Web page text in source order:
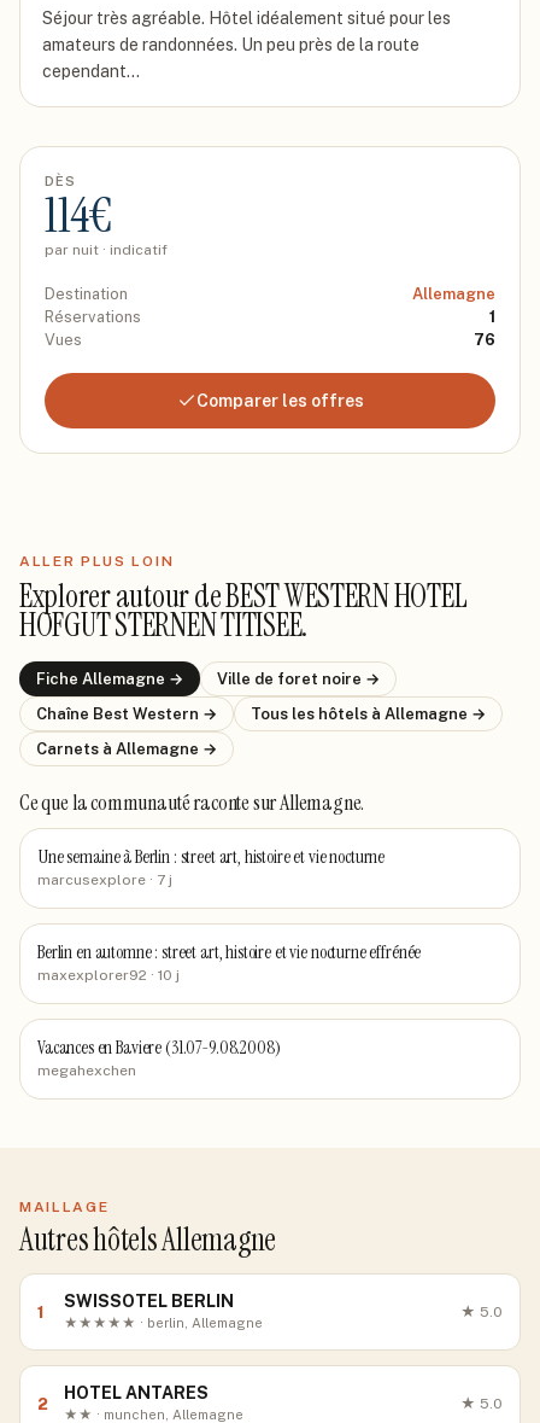
Séjour très agréable. Hôtel idéalement situé pour les
amateurs de randonnées. Un peu près de la route
cependant...
DÈS
114€
par nuit · indicatif
Destination
Allemagne
Réservations
1
Vues
76
Comparer les offres
ALLER PLUS LOIN
Explorer autour deBEST WESTERN HOTEL
HOFGUT STERNEN TITISEE.
Fiche Allemagne → Ville de foret noire →
Chaîne Best Western → Tous les hôtels à Allemagne →
Carnets à Allemagne →
Ce que la communauté racontesur Allemagne.
Une semaine à Berlin : street art, histoire et vie nocturne
marcusexplore · 7 j
Berlin en automne : street art, histoire et vie nocturne effrénée
maxexplorer92 · 10 j
Vacances en Baviere (31.07-9.08.2008)
megahexchen
MAILLAGE
Autres hôtels Allemagne
1
SWISSOTEL BERLIN
★★★★★ · berlin, Allemagne
★ 5.0
2
HOTEL ANTARES
★★ · munchen, Allemagne
★ 5.0